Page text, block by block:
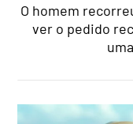
O homem
ver o pedido